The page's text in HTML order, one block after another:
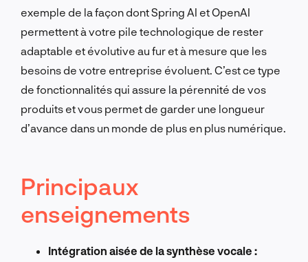
exemple de la façon dont Spring AI et OpenAI
permettent à votre pile technologique de rester
adaptable et évolutive au fur et à mesure que les
besoins de votre entreprise évoluent. C’est ce type
de fonctionnalités qui assure la pérennité de vos
produits et vous permet de garder une longueur
d’avance dans un monde de plus en plus numérique.
Principaux
enseignements
Intégration aisée de la synthèse vocale :